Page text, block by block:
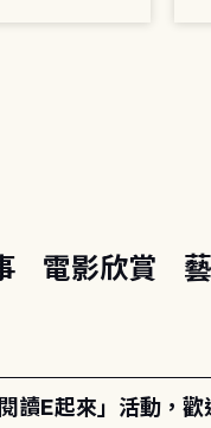
電影欣賞
讀E起來」活動，